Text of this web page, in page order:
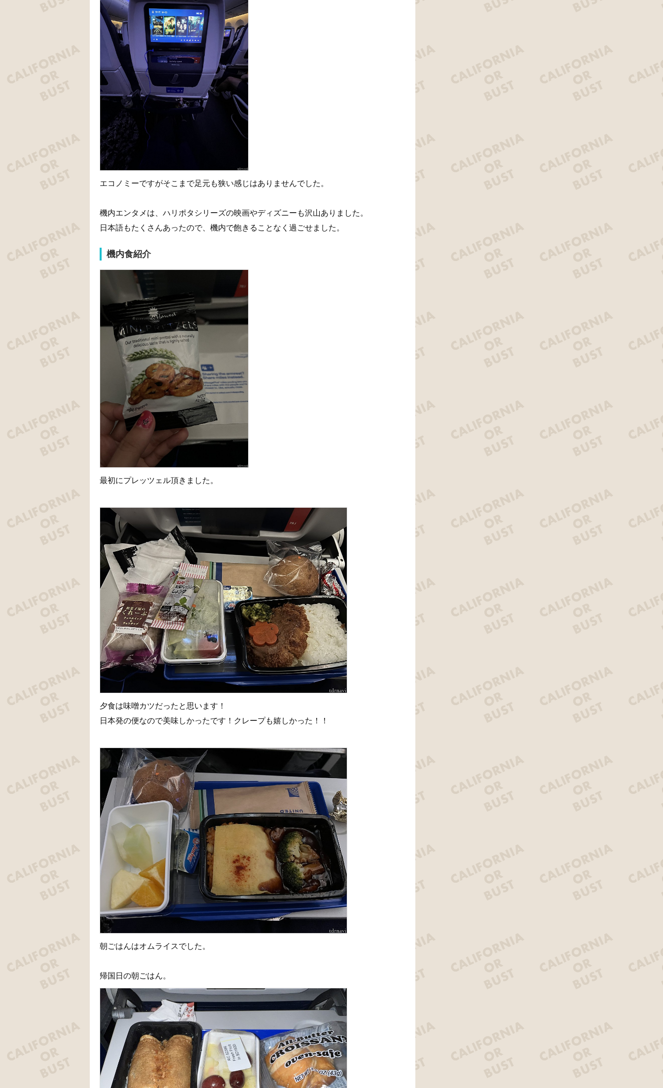
エコノミーですがそこまで足元も狭い感じはありませんでした。
機内エンタメは、ハリポタシリーズの映画やディズニーも沢山ありました。
日本語もたくさんあったので、機内で飽きることなく過ごせました。
機内食紹介
最初にプレッツェル頂きました。
夕食は味噌カツだったと思います！
日本発の便なので美味しかったです！クレープも嬉しかった！！
朝ごはんはオムライスでした。
帰国日の朝ごはん。